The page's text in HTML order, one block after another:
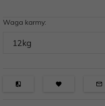
Waga karmy: